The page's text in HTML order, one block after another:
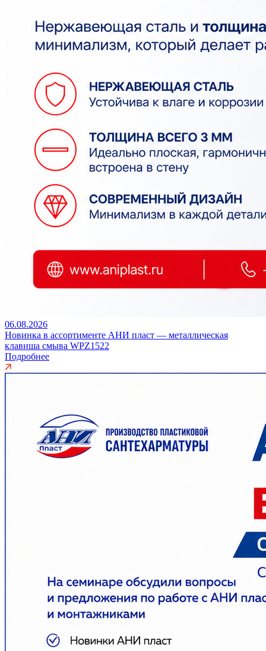
06.08.2026
Новинка в ассортименте АНИ пласт — металлическая
клавиша смыва WPZ1522
Подробнее